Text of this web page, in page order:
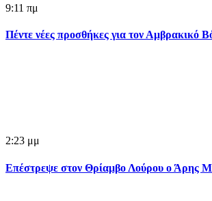
9:11 πμ
Πέντε νέες προσθήκες για τον Αμβρακικό
2:23 μμ
Επέστρεψε στον Θρίαμβο Λούρου ο Άρης